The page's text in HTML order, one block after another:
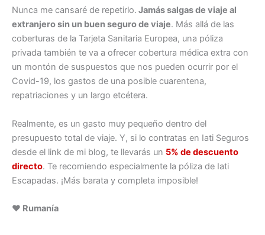
Nunca me cansaré de repetirlo. Jamás salgas de viaje al
extranjero sin un buen seguro de viaje. Más allá de las
coberturas de la Tarjeta Sanitaria Europea, una póliza
privada también te va a ofrecer cobertura médica extra con
un montón de suspuestos que nos pueden ocurrir por el
Covid-19, los gastos de una posible cuarentena,
repatriaciones y un largo etcétera.
Realmente, es un gasto muy pequeño dentro del
presupuesto total de viaje. Y, si lo contratas en Iati Seguros
desde el link de mi blog, te llevarás un 5% de descuento
directo. Te recomiendo especialmente la póliza de Iati
Escapadas. ¡Más barata y completa imposible!
♥ Rumanía